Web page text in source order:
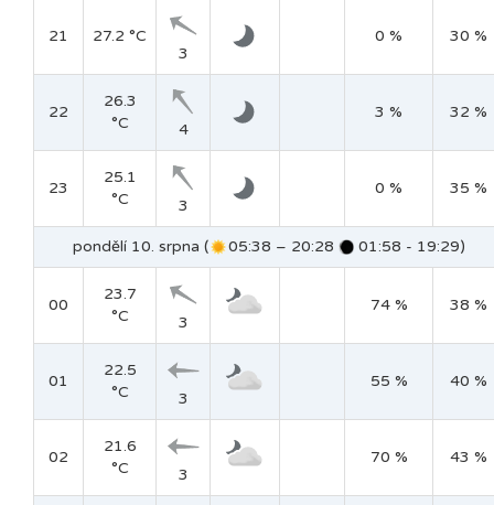
21
27.2 °C
3
0 % 30 %
22
26.3
°C
4
3 % 32 %
23
25.1
°C
3
0 % 35 %
pondělí 10. srpna ( 05:38 – 20:28 01:58 - 19:29)
00
23.7
°C
3
74 % 38 %
01
22.5
°C
3
55 % 40 %
02
21.6
°C
3
70 % 43 %